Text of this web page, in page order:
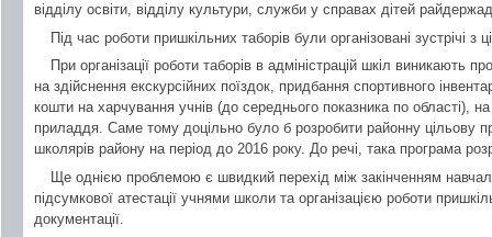
відділу освіти, відділу культури, служби у справах дітей
Під час роботи пришкільних таборів були організовані зустрічі
При організації роботи таборів в адміністрацій шкіл виникають
на здійснення екскурсійних поїздок, придбання спортивного
кошти на харчування учнів (до середнього показника по області),
приладдя. Саме тому доцільно було б розробити районну цільову
школярів району на період до 2016 року. До речі, така програма
Ще однією проблемою є швидкий перехід між закінченням
підсумкової атестації учнями школи та організацією роботи
документації.